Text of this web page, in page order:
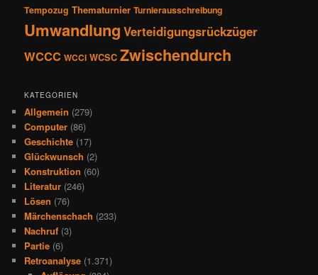
Tempozug Thematurnier Turnierausschreibung
Umwandlung Verteidigungsrückzüger
WCCC WCCI WCSC Zwischendurch
KATEGORIEN
Allgemein (279)
Computer (86)
Geschichte (17)
Glückwunsch (2)
Konstruktion (60)
Literatur (246)
Lösen (76)
Märchenschach (233)
Nachruf (3)
Partie (6)
Retroanalyse (1.371)